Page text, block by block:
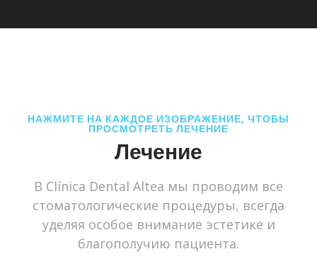
НАЖМИТЕ НА КАЖДОЕ ИЗОБРАЖЕНИЕ, ЧТОБЫ
ПРОСМОТРЕТЬ ЛЕЧЕНИЕ
Лечение
В Clínica Dental Altea мы проводим все
стоматологические процедуры, всегда
уделяя особое внимание эстетике и
благополучию пациента.